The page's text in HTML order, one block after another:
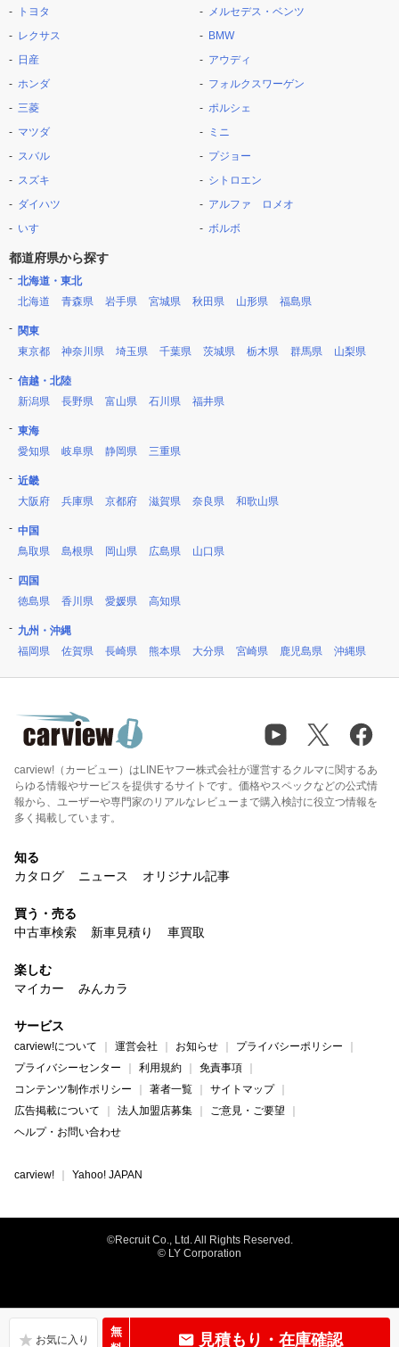
無
見積もり・在庫確認
トヨタ
レクサス
日産
ホンダ
三菱
マツダ
スバル
スズキ
ダイハツ
いすゞ
メルセデス・ベンツ
BMW
アウディ
フォルクスワーゲン
ポルシェ
ミニ
プジョー
シトロエン
アルファ ロメオ
ボルボ
都道府県から探す
北海道・東北
北海道
青森県 岩手県 宮城県 秋田県 山形県 福島県
関東
東京都
神奈川県 埼玉県 千葉県 茨城県 栃木県 群馬県 山梨県
信越・北陸
新潟県
長野県 富山県 石川県 福井県
東海
愛知県
岐阜県 静岡県 三重県
近畿
大阪府
兵庫県 京都府 滋賀県 奈良県 和歌山県
中国
鳥取県
島根県 岡山県 広島県 山口県
四国
徳島県
香川県 愛媛県 高知県
九州・沖縄
福岡県
佐賀県 長崎県 熊本県 大分県 宮崎県 鹿児島県 沖縄県
carview!（カービュー）はLINEヤフー株式会社が運営するクルマに関するあ
らゆる情報やサービスを提供するサイトです。価格やスペックなどの公式情
報から、ユーザーや専門家のリアルなレビューまで購入検討に役立つ情報を
多く掲載しています。
知る
カタログ
ニュース オリジナル記事
買う・売る
中古車検索
新車見積り 車買取
楽しむ
マイカー
みんカラ
サービス
carview!について 運営会社 お知らせ
プライバシーポリシー
プライバシーセンター
利用規約
免責事項
コンテンツ制作ポリシー
著者一覧
サイトマップ
広告掲載について
法人加盟店募集
ご意見・ご要望
ヘルプ・お問い合わせ
carview! Yahoo! JAPAN
©Recruit Co., Ltd. All Rights Reserved.
© LY Corporation